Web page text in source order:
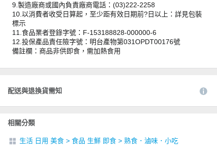
9.製造廠商或國內負責廠商電話：(03)222-2258
10.以消費者收受日算起，至少距有效日期前?日以上：詳見包裝
標示
11.食品業者登錄字號：F-153188828-000000-6
12.投保產品責任險字號：明台產物第031OPDT00176號
備註欄：商品非供即食，需加熱食用
配送與退換貨需知
相關分類
生活 日用 美食 > 食品 生鮮 即食 > 熟食．滷味．小吃